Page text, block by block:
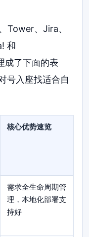
Tower、Jira、
和
成了下面的表
号入座找适合自
核心优势速览
需求全生命周期管
理，本地化部署支
持好